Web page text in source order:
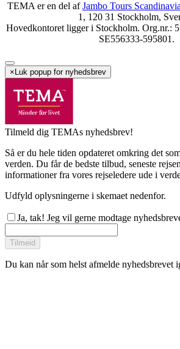
TEMA er en del afJambo Tours
1, 120 31 Stockholm,
Hovedkontoret ligger i Stockholm. Org.nr.:
SE556333-595801.
× Luk popup for nyhedsbrev
Tilmeld dig TEMAs nyhedsbrev!
Så er du hele tiden opdateret omkring det
verden. Du får de bedste tilbud, seneste
informationer fra vores rejseledere ude i
Udfyld oplysningerne i skemaet nedenfor.
Ja, tak! Jeg vil gerne modtage
Tilmeid
Du kan når som helst afmelde nyhedsbrevet